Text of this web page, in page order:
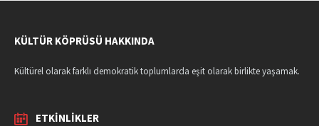
KÜLTÜR KÖPRÜSÜ HAKKINDA
Kültürel olarak farklı demokratik toplumlarda eşit olarak birlikte yaşamak.
ETKINLIKLER